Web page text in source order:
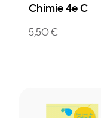
Chimie 4e C
5,50 €